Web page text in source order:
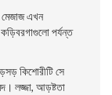
এখন
পর্যন্ত
কিশােরীটি সে
লজ্জা, আড়ষ্টতা